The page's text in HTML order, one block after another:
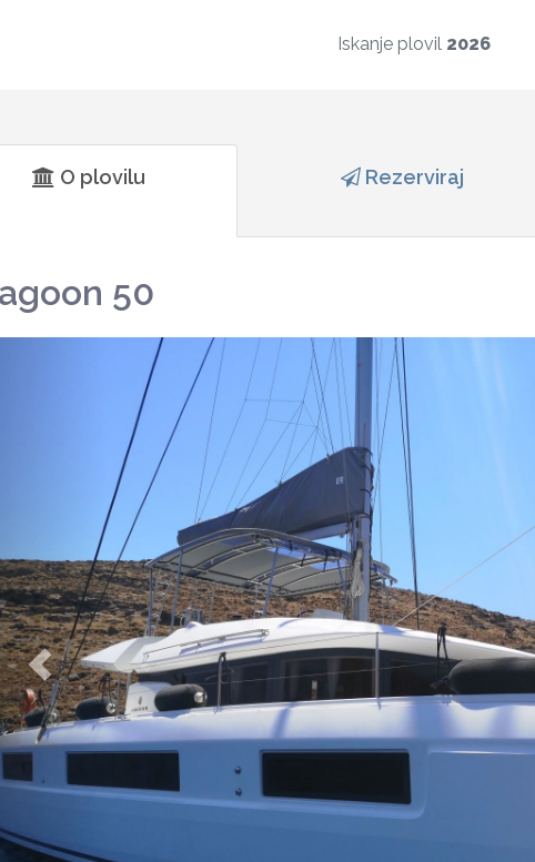
Iskanje plovil 2026
O plovilu Rezerviraj
50